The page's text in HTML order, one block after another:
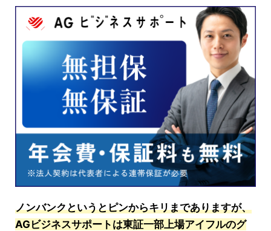
ノンバンクというとピンからキリまでありますが、
AGビジネスサポートは東証一部上場アイフルのグ